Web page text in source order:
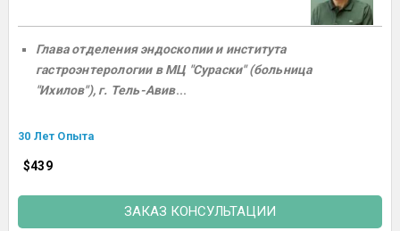
Глава отделения эндоскопии и института
гастроэнтерологии в МЦ "Сураски" (больница
"Ихилов"), г. Тель-Авив...
30 Лет Опыта
$439
ЗАКАЗ КОНСУЛЬТАЦИИ